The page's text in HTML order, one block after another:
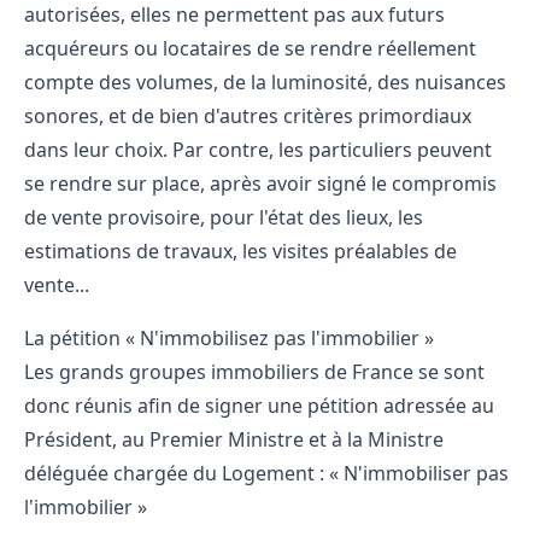
autorisées, elles ne permettent pas aux futurs
acquéreurs ou locataires de se rendre réellement
compte des volumes, de la luminosité, des nuisances
sonores, et de bien d'autres critères primordiaux
dans leur choix. Par contre, les particuliers peuvent
se rendre sur place, après avoir signé le compromis
de vente provisoire, pour l'état des lieux, les
estimations de travaux, les visites préalables de
vente...
La pétition « N'immobilisez pas l'immobilier »
Les grands groupes immobiliers de France se sont
donc réunis afin de signer une pétition adressée au
Président, au Premier Ministre et à la Ministre
déléguée chargée du Logement : « N'immobiliser pas
l'immobilier »